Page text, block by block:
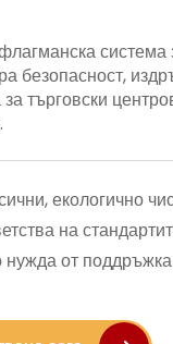
и
система
безопасност,
търговски
екологично
на
от